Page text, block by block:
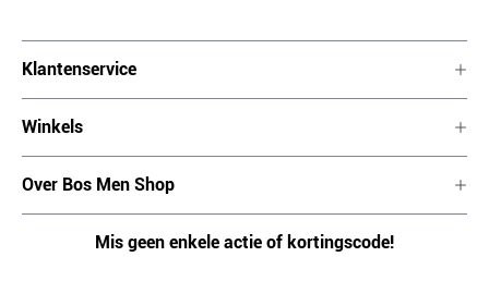
Klantenservice
Winkels
Over Bos Men Shop
Mis geen enkele actie of kortingscode!